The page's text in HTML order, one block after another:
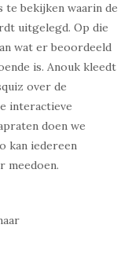
te bekijken waarin de
uitgelegd. Op die
wat er beoordeeld
is. Anouk kleedt
over de
interactieve
doen we
kan iedereen
meedoen.